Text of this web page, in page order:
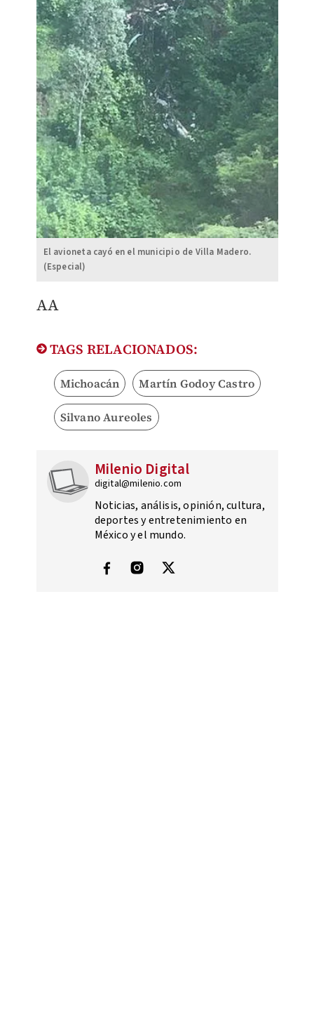
El avioneta cayó en el municipio de Villa Madero.
(Especial)
AA
TAGS RELACIONADOS:
Michoacán Martín Godoy Castro
Silvano Aureoles
Milenio Digital
digital@milenio.com
Noticias, análisis, opinión, cultura,
deportes y entretenimiento en
México y el mundo.